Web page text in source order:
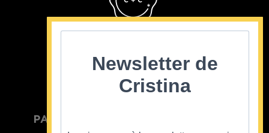
PARTICULIER
Newsletter de
Cristina